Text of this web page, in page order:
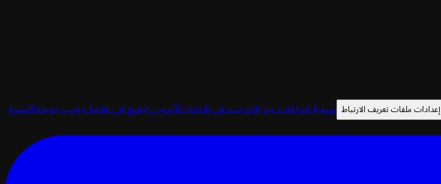
إعدادات ملفات تعريف الارتباط تسوية النزاعات عبر الإنترنت في الاتحاد الأوروبي(يفتح في علامة تبويب جديدة)النشرة